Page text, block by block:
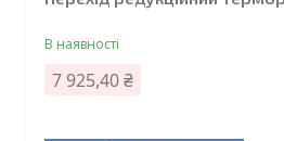
В наявності
7 925,40 ₴